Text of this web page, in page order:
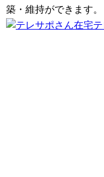
築・維持ができます。